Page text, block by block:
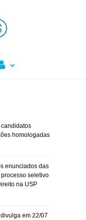
candidatos
homologadas
enunciados das
seletivo
na USP
em 22/07